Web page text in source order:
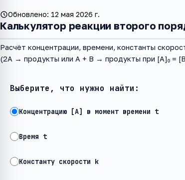
Обновлено: 12 мая 2026 г.
Калькулятор реакции второго
Расчёт концентрации, времени, константы
(2A → продукты или A + B → продукты при [A]₀ =
Выберите, что нужно найти:
Концентрацию [A] в момент времени t
Время t
Константу скорости k